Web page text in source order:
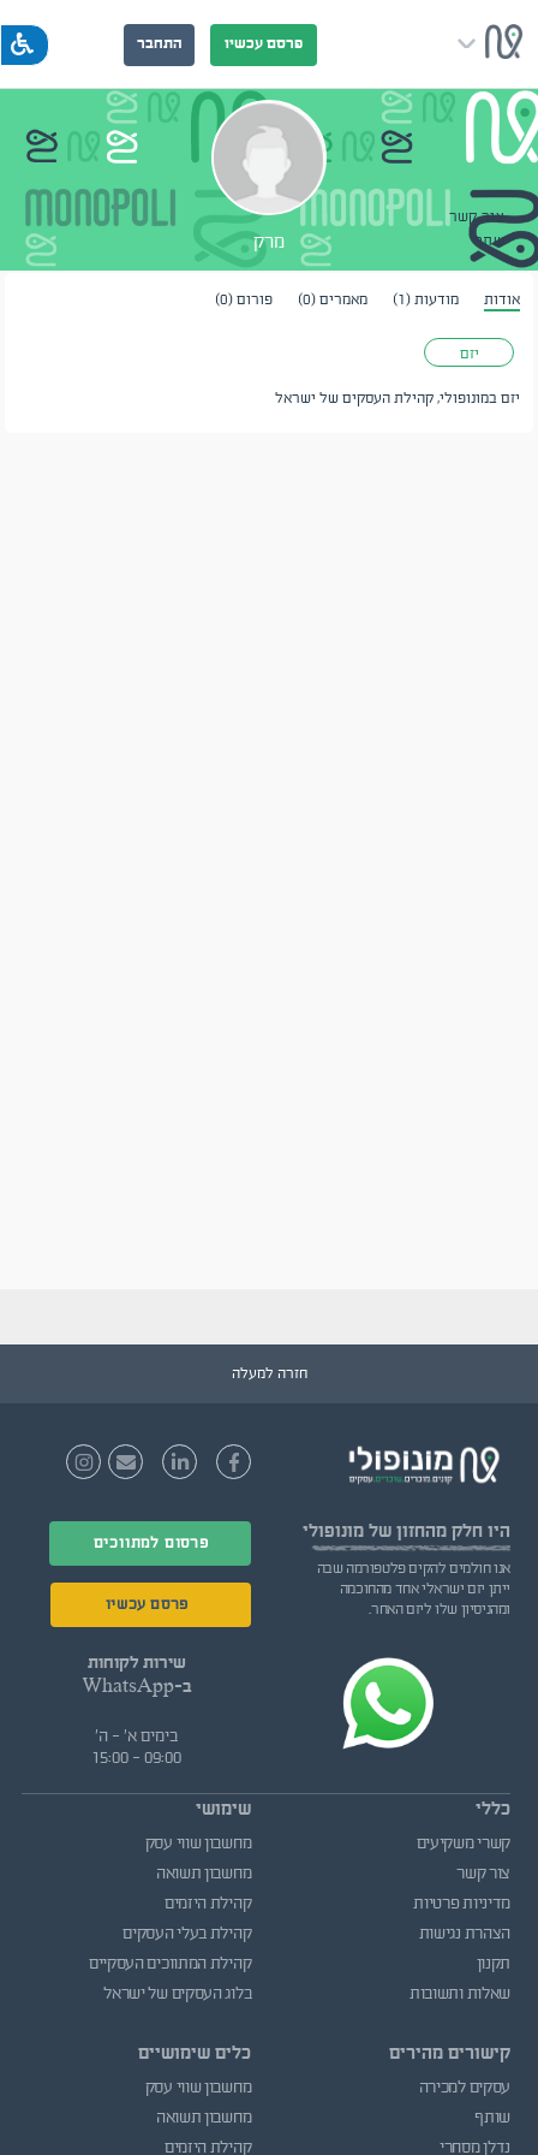
פרסם עכשיו התחבר
צור קשר
שתף
מרק
אודות מודעות (1) מאמרים (0) פורום (0)
יזם
יזם במונופולי, קהילת העסקים של ישראל
חזרה למעלה
היו חלק מהחזון של מונופולי
אנו חולמים להקים פלטפורמה שבה
ייתן יזם ישראלי אחד מהחוכמה
ומהניסיון שלו ליזם האחר.
פרסום למתווכים
פרסם עכשיו
שירות לקוחות
ב-WhatsApp
בימים א' - ה'
09:00 - 15:00
כללי
קשרי משקיעים
צור קשר
מדיניות פרטיות
הצהרת נגישות
תקנון
שאלות ותשובות
קישורים מהירים
עסקים למכירה
שותף
נדלן מסחרי
שימושי
מחשבון שווי עסק
מחשבון תשואה
קהילת היזמים
קהילת בעלי העסקים
קהילת המתווכים העסקיים
בלוג העסקים של ישראל
כלים שימושיים
מחשבון שווי עסק
מחשבון תשואה
קהילת היזמים